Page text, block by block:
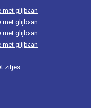
met glijbaan
met glijbaan
met glijbaan
met glijbaan
zitjes